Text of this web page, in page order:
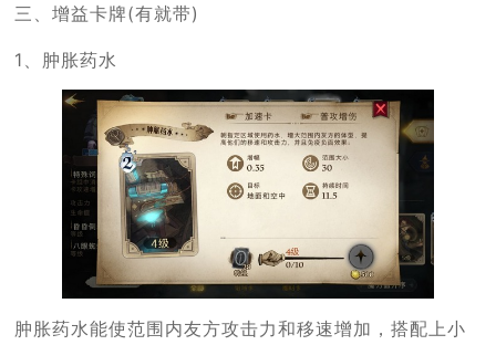
三、增益卡牌(有就带)
1、肿胀药水
肿胀药水能使范围内友方攻击力和移速增加，搭配上小